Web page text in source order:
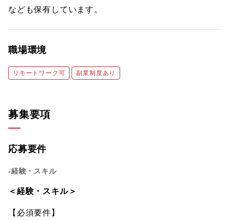
なども保有しています。
職場環境
リモートワーク可 副業制度あり
募集要項
応募要件
-経験・スキル
＜経験・スキル＞
【必須要件】